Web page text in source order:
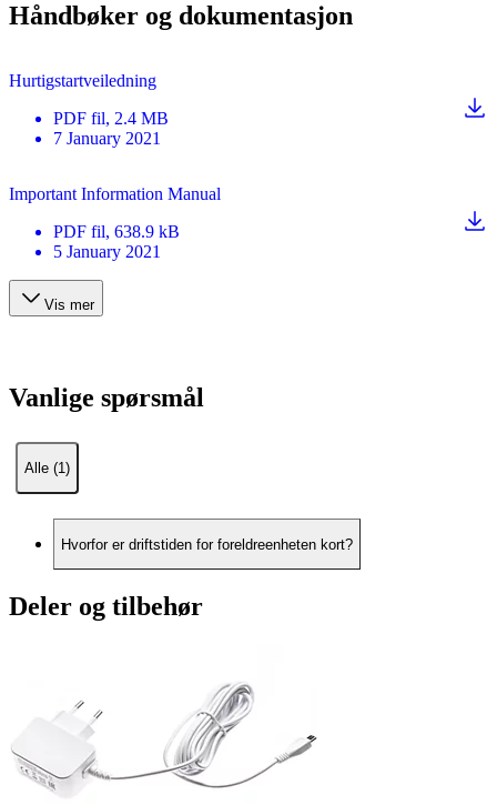
Håndbøker og dokumentasjon
Hurtigstartveiledning
PDF fil, 2.4 MB
7 January 2021
Important Information Manual
PDF fil, 638.9 kB
5 January 2021
Vis mer
Vanlige spørsmål
Alle (1)
Hvorfor er driftstiden for foreldreenheten kort?
Deler og tilbehør